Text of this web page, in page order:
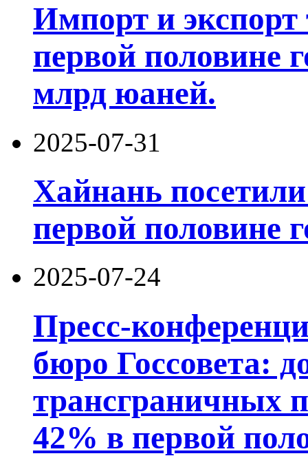
Импорт и экспорт
первой половине
млрд юаней.
2025-07-31
Хайнань
первой половине
2025-07-24
Пресс-
бюро Госсовета:
трансграничных
42% в первой